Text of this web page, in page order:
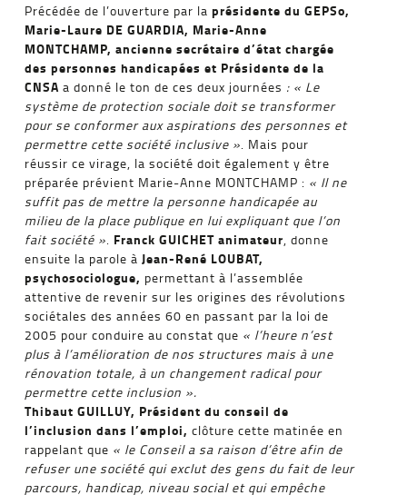
Précédée de l’ouverture par laprésidente du GEPSo,
Marie-Laure DE GUARDIA, Marie-Anne
MONTCHAMP, ancienne secrétaire d’état chargée
des personnes handicapées et Présidente de la
CNSAa donné le ton de ces deux journées : « Le
système de protection sociale doit se transformer
pour se conformer aux aspirations des personnes et
permettre cette société inclusive ». Mais pour
réussir ce virage, la société doit également y être
préparée prévient Marie-Anne MONTCHAMP : « Il ne
suffit pas de mettre la personne handicapée au
milieu de la place publique en lui expliquant que l’on
fait société ». Franck GUICHET animateur, donne
ensuite la parole àJean-René LOUBAT,
psychosociologue, permettant à l’assemblée
attentive de revenir sur les origines des révolutions
sociétales des années 60 en passant par la loi de
2005 pour conduire au constat que « l’heure n’est
plus à l’amélioration de nos structures mais à une
rénovation totale, à un changement radical pour
permettre cette inclusion ».
Thibaut GUILLUY, Président du conseil de
l’inclusion dans l’emploi, clôture cette matinée en
rappelant que « le Conseil a sa raison d’être afin de
refuser une société qui exclut des gens du fait de leur
parcours, handicap, niveau social et qui empêche